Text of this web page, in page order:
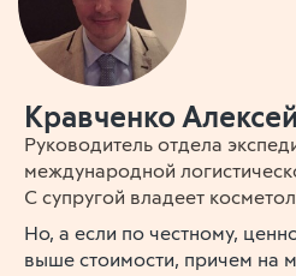
Кравченко
Руководитель отдела
международной
С супругой владеет
Но, а если по честному,
выше стоимости, причем на